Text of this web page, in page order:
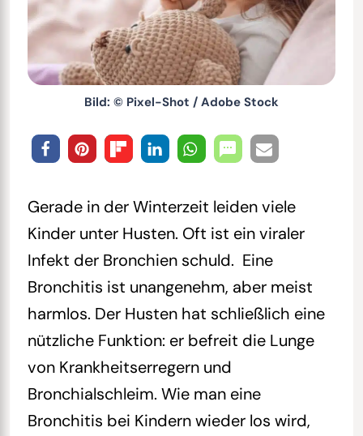
Bild: © Pixel-Shot / Adobe Stock
Gerade in der Winterzeit leiden viele
Kinder unter Husten. Oft ist ein viraler
Infekt der Bronchien schuld. Eine
Bronchitis ist unangenehm, aber meist
harmlos. Der Husten hat schließlich eine
nützliche Funktion: er befreit die Lunge
von Krankheitserregern und
Bronchialschleim. Wie man eine
Bronchitis bei Kindern wieder los wird,